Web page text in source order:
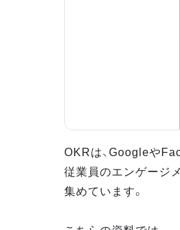
OKRは、Googleや
従業員のエンゲージ
集めています。